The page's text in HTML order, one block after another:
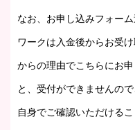
なお、お申し込みフォー
ワークは入金後からお受
からの理由でこちらにお
と、受付ができませんの
自身でご確認いただける